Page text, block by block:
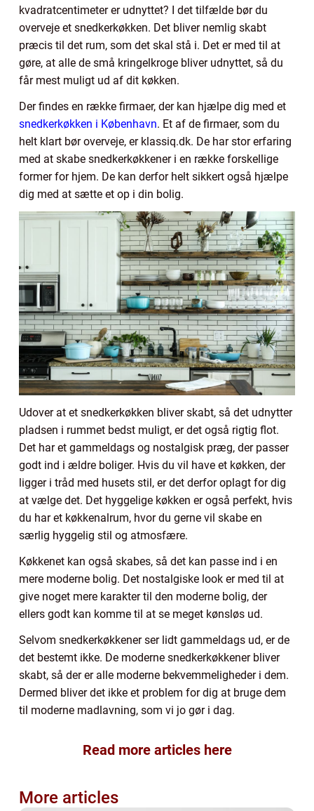
kvadratcentimeter er udnyttet? I det tilfælde bør du
overveje et snedkerkøkken. Det bliver nemlig skabt
præcis til det rum, som det skal stå i. Det er med til at
gøre, at alle de små kringelkroge bliver udnyttet, så du
får mest muligt ud af dit køkken.
Der findes en række firmaer, der kan hjælpe dig med et
snedkerkøkken i København. Et af de firmaer, som du
helt klart bør overveje, er klassiq.dk. De har stor erfaring
med at skabe snedkerkøkkener i en række forskellige
former for hjem. De kan derfor helt sikkert også hjælpe
dig med at sætte et op i din bolig.
Udover at et snedkerkøkken bliver skabt, så det udnytter
pladsen i rummet bedst muligt, er det også rigtig flot.
Det har et gammeldags og nostalgisk præg, der passer
godt ind i ældre boliger. Hvis du vil have et køkken, der
ligger i tråd med husets stil, er det derfor oplagt for dig
at vælge det. Det hyggelige køkken er også perfekt, hvis
du har et køkkenalrum, hvor du gerne vil skabe en
særlig hyggelig stil og atmosfære.
Køkkenet kan også skabes, så det kan passe ind i en
mere moderne bolig. Det nostalgiske look er med til at
give noget mere karakter til den moderne bolig, der
ellers godt kan komme til at se meget kønsløs ud.
Selvom snedkerkøkkener ser lidt gammeldags ud, er de
det bestemt ikke. De moderne snedkerkøkkener bliver
skabt, så der er alle moderne bekvemmeligheder i dem.
Dermed bliver det ikke et problem for dig at bruge dem
til moderne madlavning, som vi jo gør i dag.
Read more articles here
More articles